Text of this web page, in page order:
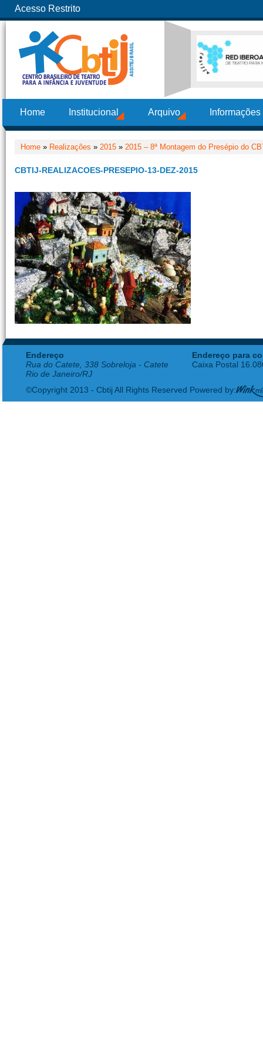
Acesso Restrito
Home Institucional Arquivo
Home » Realizações » 2015 » 2015 – 8ª Montagem do Presépio do
CBTIJ-REALIZACOES-PRESEPIO-13-DEZ-2015
Endereço
Rua do Catete, 338 Sobreloja - Catete
Rio de Janeiro/RJ
Endereço para
Caixa Postal
©Copyright 2013 - Cbtij All Rights Reserved Powered by: